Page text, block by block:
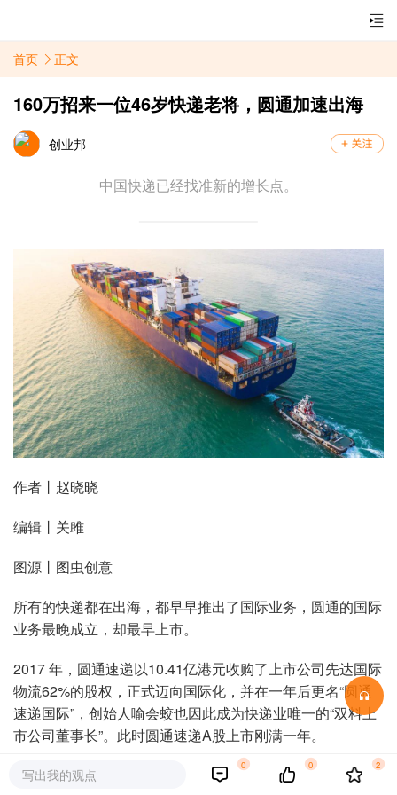
首页 正文
160万招来一位46岁快递老将，圆通加速出海
创业邦
中国快递已经找准新的增长点。
作者丨赵晓晓
编辑丨关雎
图源丨图虫创意
所有的快递都在出海，都早早推出了国际业务，圆通的国际
业务最晚成立，却最早上市。
2017 年，圆通速递以10.41亿港元收购了上市公司先达国际
物流62%的股权，正式迈向国际化，并在一年后更名“圆通
速递国际”，创始人喻会蛟也因此成为快递业唯一的“双料上
市公司董事长”。此时圆通速递A股上市刚满一年。
彼时的快递价格战打出了寡头格局，行业与玩家已经进入成
写出我的观点
0 0 2